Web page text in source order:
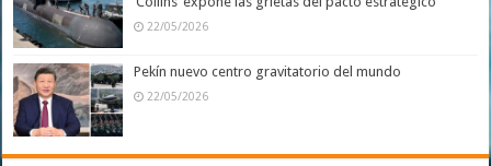
22/05/2026
Pekín nuevo centro gravitatorio del mundo
22/05/2026